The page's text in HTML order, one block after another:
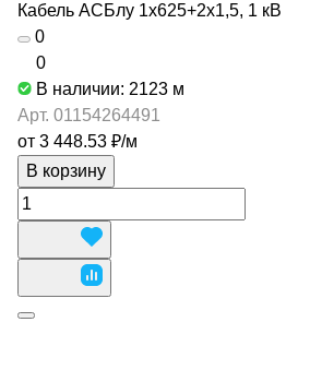
Кабель АСБлу 1х625+2х1,5, 1 кВ
0
0
В наличии: 2123 м
Арт. 01154264491
от 3 448.53 ₽/м
В корзину